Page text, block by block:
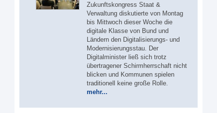
Zukunftskongress Staat &
Verwaltung diskutierte von Montag
bis Mittwoch dieser Woche die
digitale Klasse von Bund und
Ländern den Digitalisierungs- und
Modernisierungsstau. Der
Digitalminister ließ sich trotz
übertragener Schirmherrschaft nicht
blicken und Kommunen spielen
traditionell keine große Rolle.
mehr...